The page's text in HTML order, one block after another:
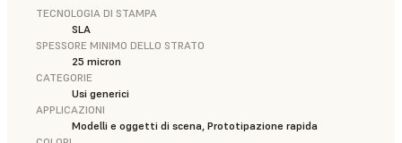
TECNOLOGIA DI STAMPA
SLA
SPESSORE MINIMO DELLO STRATO
25 micron
CATEGORIE
Usi generici
APPLICAZIONI
Modelli e oggetti di scena, Prototipazione rapida